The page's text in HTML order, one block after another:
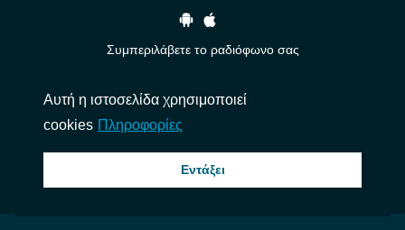
Συμπεριλάβετε το ραδιόφωνο σας
Επικοινωνήστε μαζί μας
Απορρήτου
Αυτή η ιστοσελίδα χρησιμοποιεί
cookies Πληροφορίες
Εντάξει